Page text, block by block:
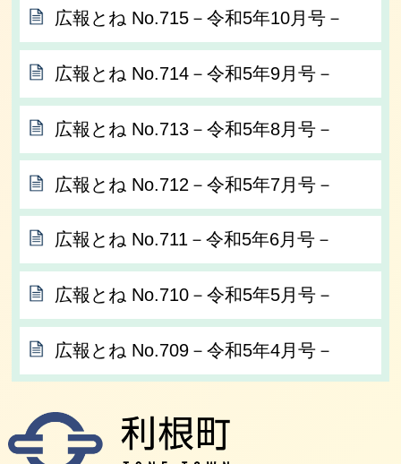
広報とね No.715－令和5年10月号－
広報とね No.714－令和5年9月号－
広報とね No.713－令和5年8月号－
広報とね No.712－令和5年7月号－
広報とね No.711－令和5年6月号－
広報とね No.710－令和5年5月号－
広報とね No.709－令和5年4月号－